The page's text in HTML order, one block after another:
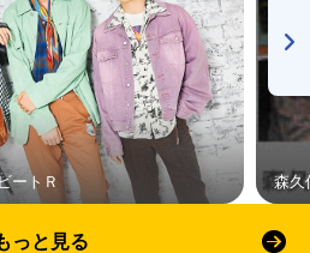
ートＲ 森久
っと見る